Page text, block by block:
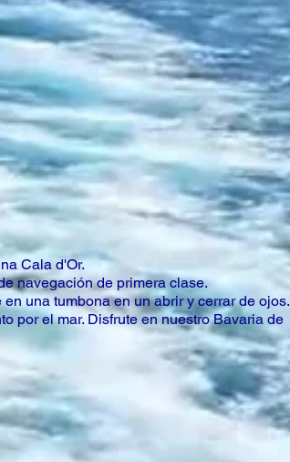
Cala d'Or.
navegación de primera clase.
una tumbona en un abrir y cerrar de ojos.
por el mar. Disfrute en nuestro Bavaria de